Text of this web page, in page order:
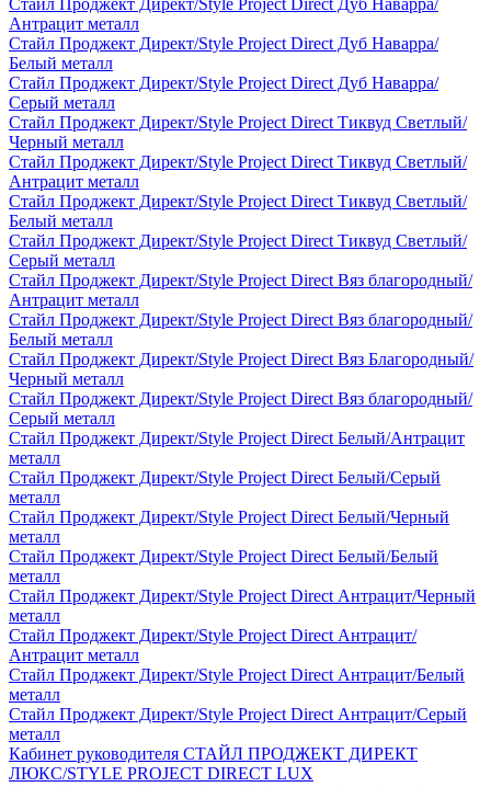
Стайл Проджект Директ/Style Project Direct Дуб Наварра/
Антрацит металл
Стайл Проджект Директ/Style Project Direct Дуб Наварра/
Белый металл
Стайл Проджект Директ/Style Project Direct Дуб Наварра/
Серый металл
Стайл Проджект Директ/Style Project Direct Тиквуд Светлый/
Черный металл
Стайл Проджект Директ/Style Project Direct Тиквуд Светлый/
Антрацит металл
Стайл Проджект Директ/Style Project Direct Тиквуд Светлый/
Белый металл
Стайл Проджект Директ/Style Project Direct Тиквуд Светлый/
Серый металл
Стайл Проджект Директ/Style Project Direct Вяз благородный/
Антрацит металл
Стайл Проджект Директ/Style Project Direct Вяз благородный/
Белый металл
Стайл Проджект Директ/Style Project Direct Вяз Благородный/
Черный металл
Стайл Проджект Директ/Style Project Direct Вяз благородный/
Серый металл
Стайл Проджект Директ/Style Project Direct Белый/Антрацит
металл
Стайл Проджект Директ/Style Project Direct Белый/Серый
металл
Стайл Проджект Директ/Style Project Direct Белый/Черный
металл
Стайл Проджект Директ/Style Project Direct Белый/Белый
металл
Стайл Проджект Директ/Style Project Direct Антрацит/Черный
металл
Стайл Проджект Директ/Style Project Direct Антрацит/
Антрацит металл
Стайл Проджект Директ/Style Project Direct Антрацит/Белый
металл
Стайл Проджект Директ/Style Project Direct Антрацит/Серый
металл
Кабинет руководителя СТАЙЛ ПРОДЖЕКТ ДИРЕКТ
ЛЮКС/STYLE PROJECT DIRECT LUX